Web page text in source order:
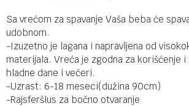
Sa vrećom za spavanje Vaša beba će
udobnom.
-Izuzetno je lagana i napravljena od
materijala. Vreća je zgodna za korišćenje i
hladne dane i večeri.
-Uzrast: 6-18 meseci(dužina 90cm)
-Rajsferšlus za bočno otvaranje